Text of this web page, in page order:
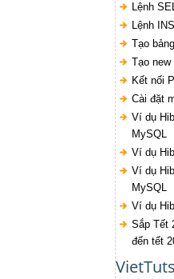
Lệnh
Lệnh
Tạo
Tạo
Kết nối
Cài đặt
Ví dụ
MySQL
Ví dụ
Ví dụ
MySQL
Ví dụ
Sắp Tết
đến tết